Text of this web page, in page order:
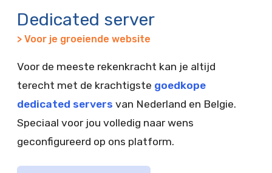
Dedicated server
> Voor je groeiende website
Voor de meeste rekenkracht kan je altijd
terecht met de krachtigste goedkope
dedicated servers van Nederland en Belgie.
Speciaal voor jou volledig naar wens
geconfigureerd op ons platform.